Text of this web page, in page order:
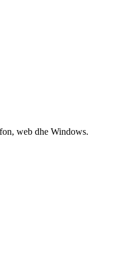
web dhe Windows.